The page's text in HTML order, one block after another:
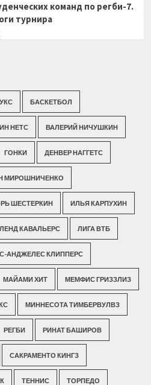
команд по регби-7.
турнира
БАСКЕТБОЛ
НЕТС ВАЛЕРИЙ НИЧУШКИН
ГОНКИ ДЕНВЕР НАГГЕТС
МИРОШНИЧЕНКО
ШЕСТЕРКИН ИЛЬЯ КАРПУХИН
КАВАЛЬЕРС ЛИГА ВТБ
АНДЖЕЛЕС КЛИППЕРС
МАЙАМИ ХИТ МЕМФИС ГРИЗЗЛИЗ
МИННЕСОТА ТИМБЕРВУЛВЗ
РЕГБИ РИНАТ БАШИРОВ
САКРАМЕНТО КИНГЗ
ТЕННИС ТОРПЕДО